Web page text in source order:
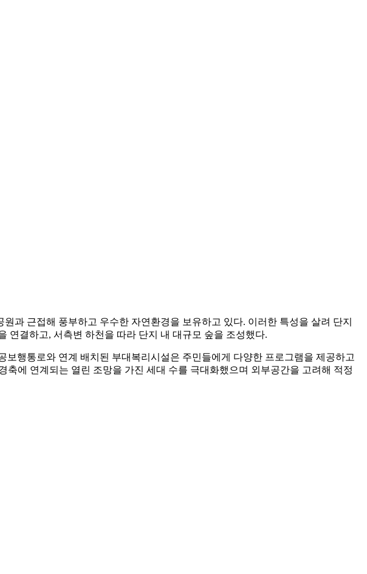
과 근접해 풍부하고 우수한 자연환경을 보유하고 있다. 이러한 특성을 살려 단지
연결하고, 서측변 하천을 따라 단지 내 대규모 숲을 조성했다.
행통로와 연계 배치된 부대복리시설은 주민들에게 다양한 프로그램을 제공하고
에 연계되는 열린 조망을 가진 세대 수를 극대화했으며 외부공간을 고려해 적정